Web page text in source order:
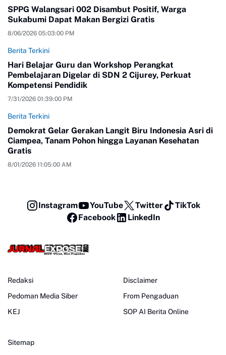
SPPG Walangsari 002 Disambut Positif, Warga
Sukabumi Dapat Makan Bergizi Gratis
8/06/2026 05:03:00 PM
Berita Terkini
Hari Belajar Guru dan Workshop Perangkat
Pembelajaran Digelar di SDN 2 Cijurey, Perkuat
Kompetensi Pendidik
7/31/2026 01:39:00 PM
Berita Terkini
Demokrat Gelar Gerakan Langit Biru Indonesia Asri di
Ciampea, Tanam Pohon hingga Layanan Kesehatan
Gratis
8/01/2026 11:05:00 AM
Instagram YouTube Twitter
TikTok
Facebook
LinkedIn
Redaksi
Pedoman Media Siber
KEJ
Disclaimer
From Pengaduan
SOP AI Berita Online
Sitemap